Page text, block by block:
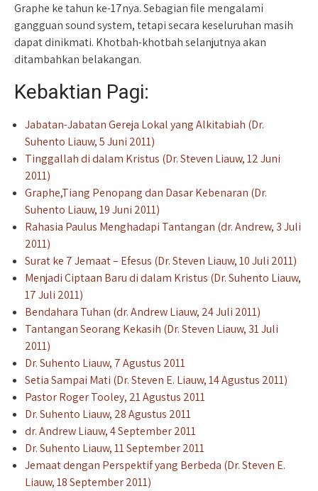
Graphe ke tahun ke-17nya. Sebagian file mengalami
gangguan sound system, tetapi secara keseluruhan masih
dapat dinikmati. Khotbah-khotbah selanjutnya akan
ditambahkan belakangan.
Kebaktian Pagi:
Jabatan-Jabatan Gereja Lokal yang Alkitabiah (Dr.
Suhento Liauw, 5 Juni 2011)
Tinggallah di dalam Kristus (Dr. Steven Liauw, 12 Juni
2011)
Graphe,Tiang Penopang dan Dasar Kebenaran (Dr.
Suhento Liauw, 19 Juni 2011)
Rahasia Paulus Menghadapi Tantangan (dr. Andrew, 3 Juli
2011)
Surat ke 7 Jemaat – Efesus (Dr. Steven Liauw, 10 Juli 2011)
Menjadi Ciptaan Baru di dalam Kristus (Dr. Suhento Liauw,
17 Juli 2011)
Bendahara Tuhan (dr. Andrew Liauw, 24 Juli 2011)
Tantangan Seorang Kekasih (Dr. Steven Liauw, 31 Juli
2011)
Dr. Suhento Liauw, 7 Agustus 2011
Setia Sampai Mati (Dr. Steven E. Liauw, 14 Agustus 2011)
Pastor Roger Tooley, 21 Agustus 2011
Dr. Suhento Liauw, 28 Agustus 2011
dr. Andrew Liauw, 4 September 2011
Dr. Suhento Liauw, 11 September 2011
Jemaat dengan Perspektif yang Berbeda (Dr. Steven E.
Liauw, 18 September 2011)